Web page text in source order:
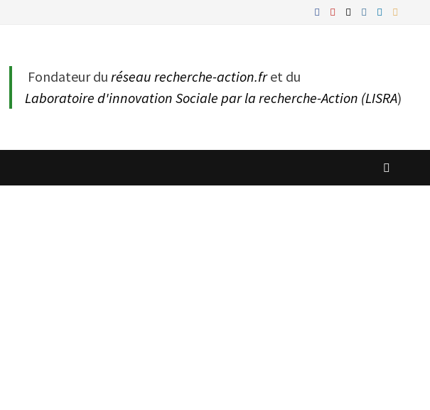
Fondateur du réseau recherche-action.fret du
Laboratoire d'innovation Sociale par la recherche-Action (LISRA)